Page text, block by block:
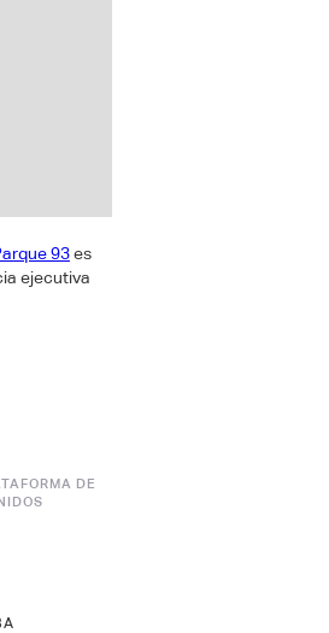
93es
ejecutiva
DE